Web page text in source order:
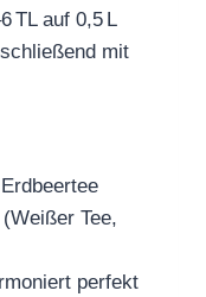
TL auf 0,5 L
mit
(Weißer Tee,
perfekt